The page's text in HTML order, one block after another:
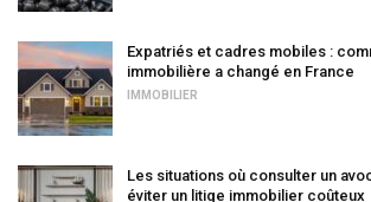
Expatriés et cadres mobiles :
immobilière a changé en France
IMMOBILIER
Les situations où consulter un
éviter un litige immobilier coûteux